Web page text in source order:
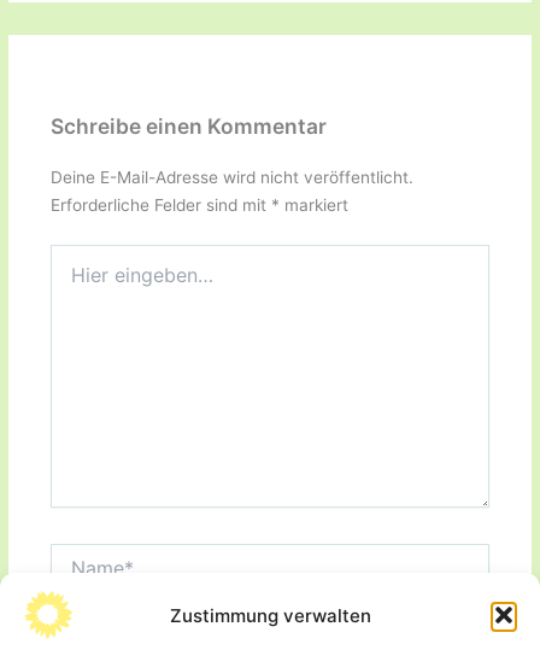
Zustimmung verwalten
Schreibe einen Kommentar
Deine E-Mail-Adresse wird nicht veröffentlicht.
Erforderliche Felder sind mit * markiert
eingeben…
E-